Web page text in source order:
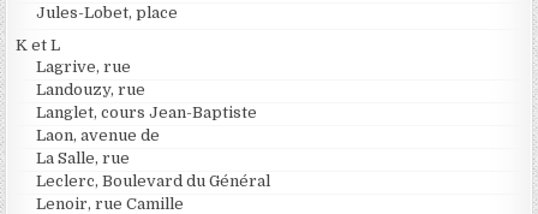
Jules-Lobet, place
K et L
Lagrive, rue
Landouzy, rue
Langlet, cours Jean-Baptiste
Laon, avenue de
La Salle, rue
Leclerc, Boulevard du Général
Lenoir, rue Camille